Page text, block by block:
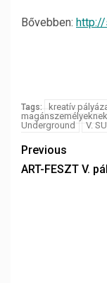
Bővebben: http://
Tags: kreatív
magánszemélyeknek
Underground
V.
Previous
ART-FESZT V.